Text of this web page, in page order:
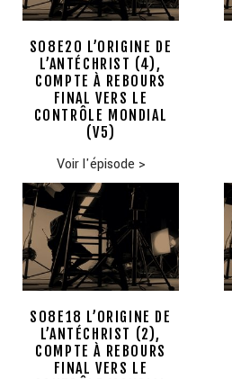
S08E20 L’ORIGINE DE
L’ANTÉCHRIST (4),
COMPTE À REBOURS
FINAL VERS LE
CONTRÔLE MONDIAL
(V5)
Voir l'épisode >
S08E18 L’ORIGINE DE
L’ANTÉCHRIST (2),
COMPTE À REBOURS
FINAL VERS LE